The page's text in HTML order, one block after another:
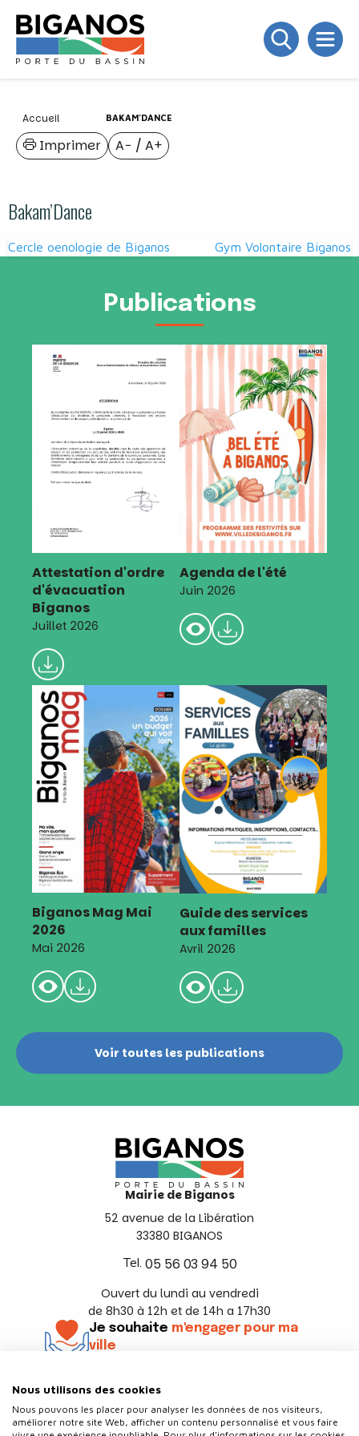
Accueil BAKAM’DANCE
A− / A+
Imprimer
Bakam’Dance
Navigation
Cercle oenologie de Biganos Gym Volontaire Biganos
Publications
Attestation d'ordre
d'évacuation
Biganos
Juillet 2026
Agenda de l'été
Juin 2026
Biganos Mag Mai
2026
Mai 2026
Guide des services
aux familles
Avril 2026
Voir toutes les publications
Mairie de Biganos
52 avenue de la Libération
33380 BIGANOS
Tel. 05 56 03 94 50
Ouvert du lundi au vendredi
de 8h30 à 12h et de 14h a 17h30
Je souhaite m'engager pour ma
ville
Nous utilisons des cookies
Nous pouvons les placer pour analyser les données de nos visiteurs,
améliorer notre site Web, afficher un contenu personnalisé et vous faire